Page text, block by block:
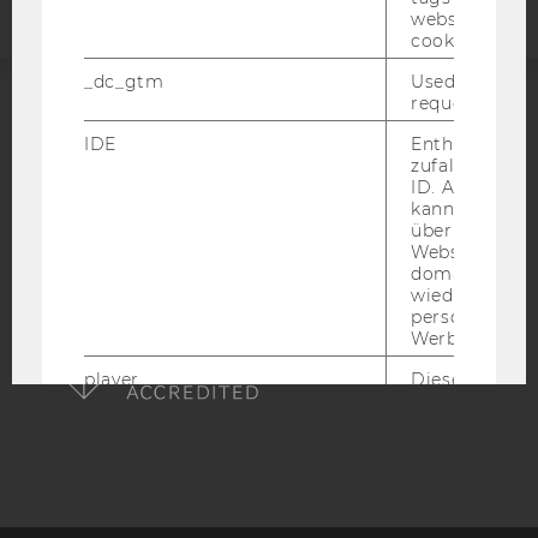
ACCREDITED BY:
website read
cookie.
_dc_gtm
Used to
request rate.
IDE
Enthält eine
ID. Anhand
kann Google
über
Websites
Werbung
player
Dieses Cookie
bedeutet,